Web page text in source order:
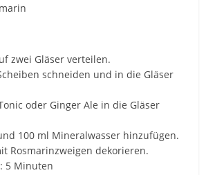
zwei Gläser verteilen.
schneiden und in die Gläser
oder Ginger Ale in die Gläser
100 ml Mineralwasser hinzufügen.
Rosmarinzweigen dekorieren.
5 Minuten